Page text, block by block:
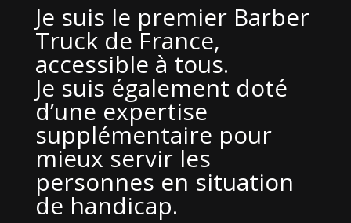
Je suis le premier Barber
Truck de France,
accessible à tous.
Je suis également doté
d’une expertise
supplémentaire pour
mieux servir les
personnes en situation
de handicap.